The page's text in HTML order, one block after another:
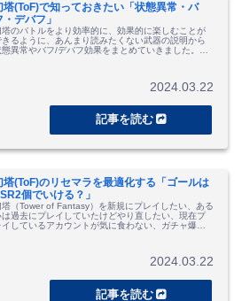
塔(ToF)で知っておきたい「状態異常・バ
・デバフ」
塔のバトルをより効率的に、効果的に楽しむことが
きるように、あんまり読みたくない武器の説明から
態異常やバフ/デバフ効果をまとめていきました。攻
2024.03.22
塔(ToF)のリセマラを最適化する「ゴールは
個でいける？」
塔（Tower of Fantasy）を新規にプレイしたい、ある
は過去にプレイしていたけどやり直したい、現在プ
イしているアカウントが気に食わない、ガチャ爆死
2024.03.22